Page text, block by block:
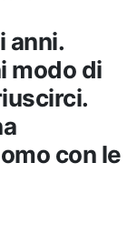
anni.
modo di
con le